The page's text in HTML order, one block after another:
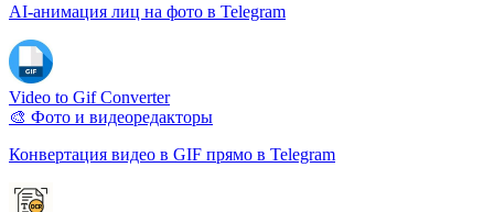
AI-анимация лиц на фото в Telegram
Video to Gif Converter
🎨 Фото и видеоредакторы
Конвертация видео в GIF прямо в Telegram